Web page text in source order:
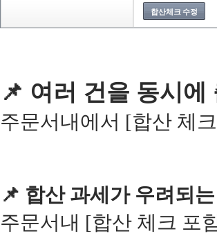
합산체크수정
📌 여러건을동시
주문서내에서 [합산체
📌 합산과세가우려되
주문서내[합산체크포